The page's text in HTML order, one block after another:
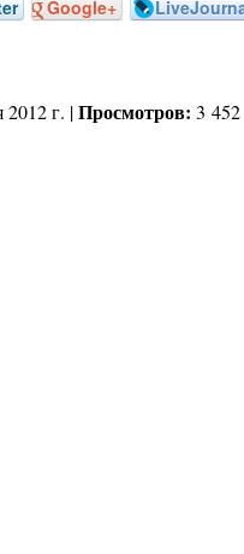
Google+
2012 г. |Просмотров: 3 452